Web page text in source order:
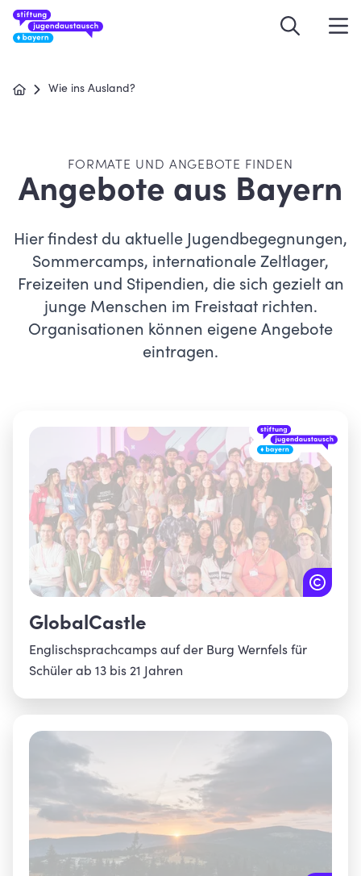
Wie ins Ausland?
FORMATE UND ANGEBOTE FINDEN
Angebote aus Bayern
Hier findest du aktuelle Jugendbegegnungen,
Sommercamps, internationale Zeltlager,
Freizeiten und Stipendien, die sich gezielt an
junge Menschen im Freistaat richten.
Organisationen können eigene Angebote
eintragen.
GlobalCastle
Englischsprachcamps auf der Burg Wernfels für
Schüler ab 13 bis 21 Jahren